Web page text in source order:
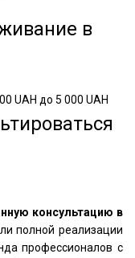
в
UAH до 5 000 UAH
консультацию в
полной реализации
профессионалов с